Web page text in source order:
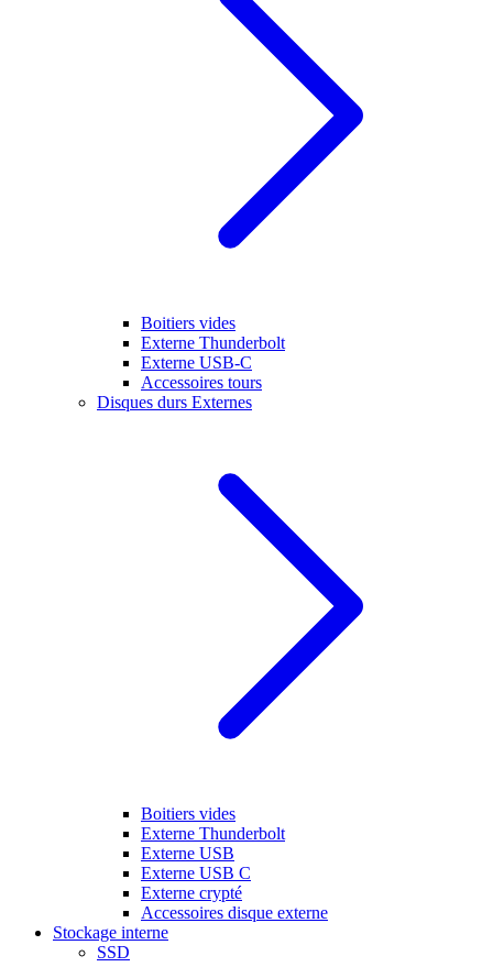
Boitiers vides
Externe Thunderbolt
Externe USB-C
Accessoires tours
Disques durs Externes
Boitiers vides
Externe Thunderbolt
Externe USB
Externe USB C
Externe crypté
Accessoires disque externe
Stockage interne
SSD